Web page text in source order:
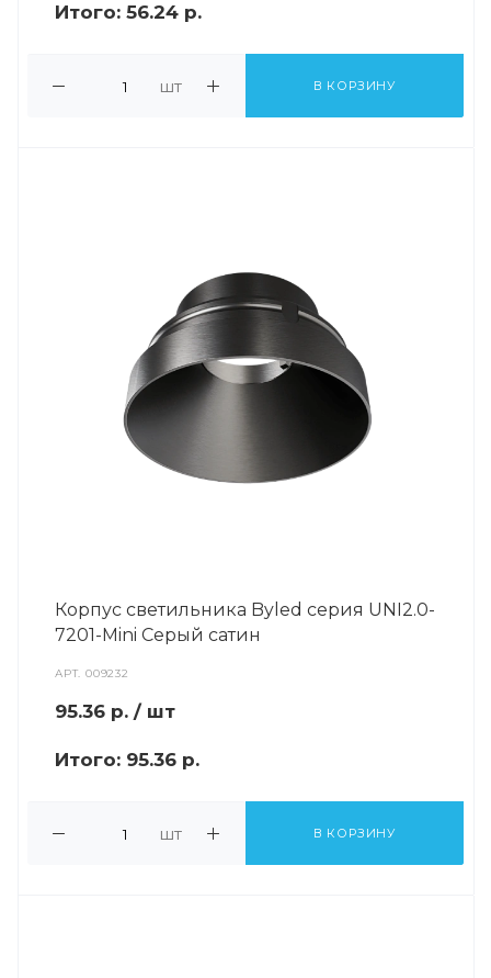
Итого: 56.24 р.
шт В КОРЗИНУ
Корпус светильника Byled серия UNI2.0-
7201-Mini Серый сатин
АРТ.009232
95.36 р. / шт
Итого: 95.36 р.
шт В КОРЗИНУ